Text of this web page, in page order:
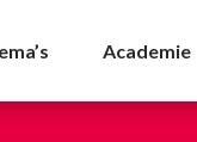
Academie